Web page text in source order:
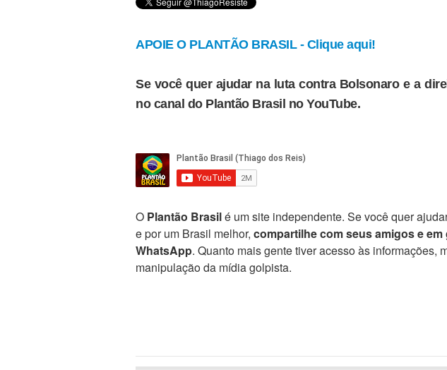
APOIE O PLANTÃO BRASIL - Clique aqui!
Se você quer ajudar na luta contra Bolsonaro e a
no canal do Plantão Brasil no YouTube.
O Plantão Brasilé um site independente. Se você quer
e por um Brasil melhor, compartilhe com seus amigos e
WhatsApp. Quanto mais gente tiver acesso às informações,
manipulação da mídia golpista.